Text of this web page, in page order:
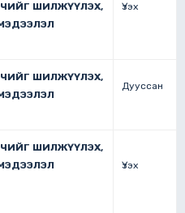
ШИЛЖҮҮЛЭХ,
Үзэх
ШИЛЖҮҮЛЭХ,
Дууссан
ШИЛЖҮҮЛЭХ,
Үзэх